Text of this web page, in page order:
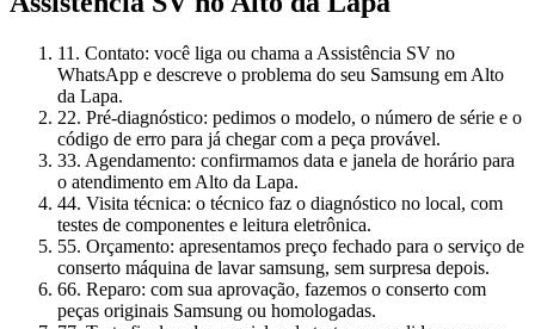
11. Contato: você liga ou chama a Assistência SV no
WhatsApp e descreve o problema do seu Samsung em Alto
da Lapa.
22. Pré-diagnóstico: pedimos o modelo, o número de série e o
código de erro para já chegar com a peça provável.
33. Agendamento: confirmamos data e janela de horário para
o atendimento em Alto da Lapa.
44. Visita técnica: o técnico faz o diagnóstico no local, com
testes de componentes e leitura eletrônica.
55. Orçamento: apresentamos preço fechado para o serviço de
conserto máquina de lavar samsung, sem surpresa depois.
66. Reparo: com sua aprovação, fazemos o conserto com
peças originais Samsung ou homologadas.